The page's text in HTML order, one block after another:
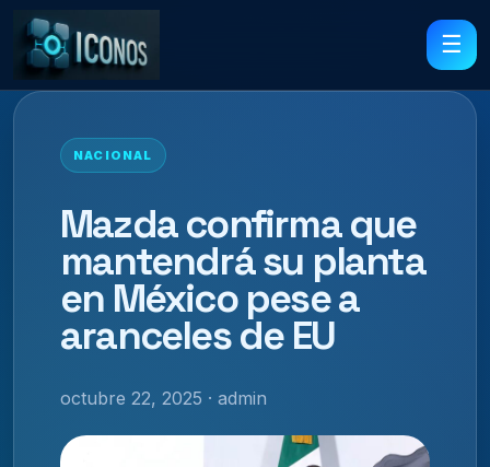
☰
NACIONAL
Mazda confirma que
mantendrá su planta
en México pese a
aranceles de EU
octubre 22, 2025 · admin